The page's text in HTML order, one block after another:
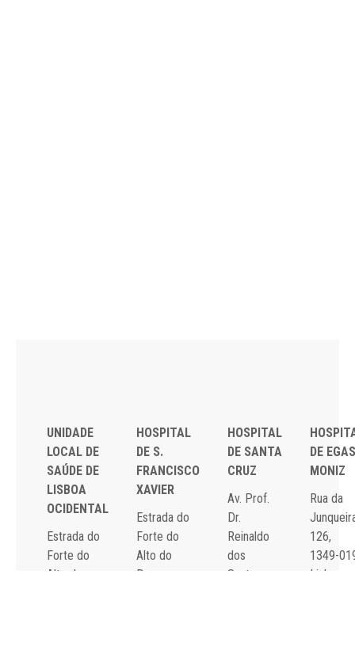
UNIDADE
LOCAL DE
SAÚDE DE
LISBOA
OCIDENTAL
Estrada do
Forte do
Alto do
HOSPITAL
DE S.
FRANCISCO
XAVIER
Estrada do
Forte do
Alto do
Duque,
HOSPITAL
DE SANTA
CRUZ
Av. Prof.
Dr.
Reinaldo
dos
Santos,
DE EGAS
MONIZ
Rua da
126,
1349-
Lisboa